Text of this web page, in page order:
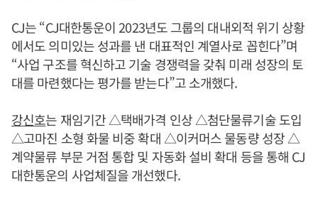
CJ는 “CJ대한통운이 2023년도 그룹의 대내외적 위기 상황
에서도 의미있는 성과를 낸 대표적인 계열사로 꼽힌다”며
“사업 구조를 혁신하고 기술 경쟁력을 갖춰 미래 성장의 토
대를 마련했다는 평가를 받는다”고 소개했다.
강신호는 재임기간 △택배가격 인상 △첨단물류기술 도입
△고마진 소형 화물 비중 확대 △이커머스 물동량 성장 △
계약물류 부문 거점 통합 및 자동화 설비 확대 등을 통해 CJ
대한통운의 사업체질을 개선했다.